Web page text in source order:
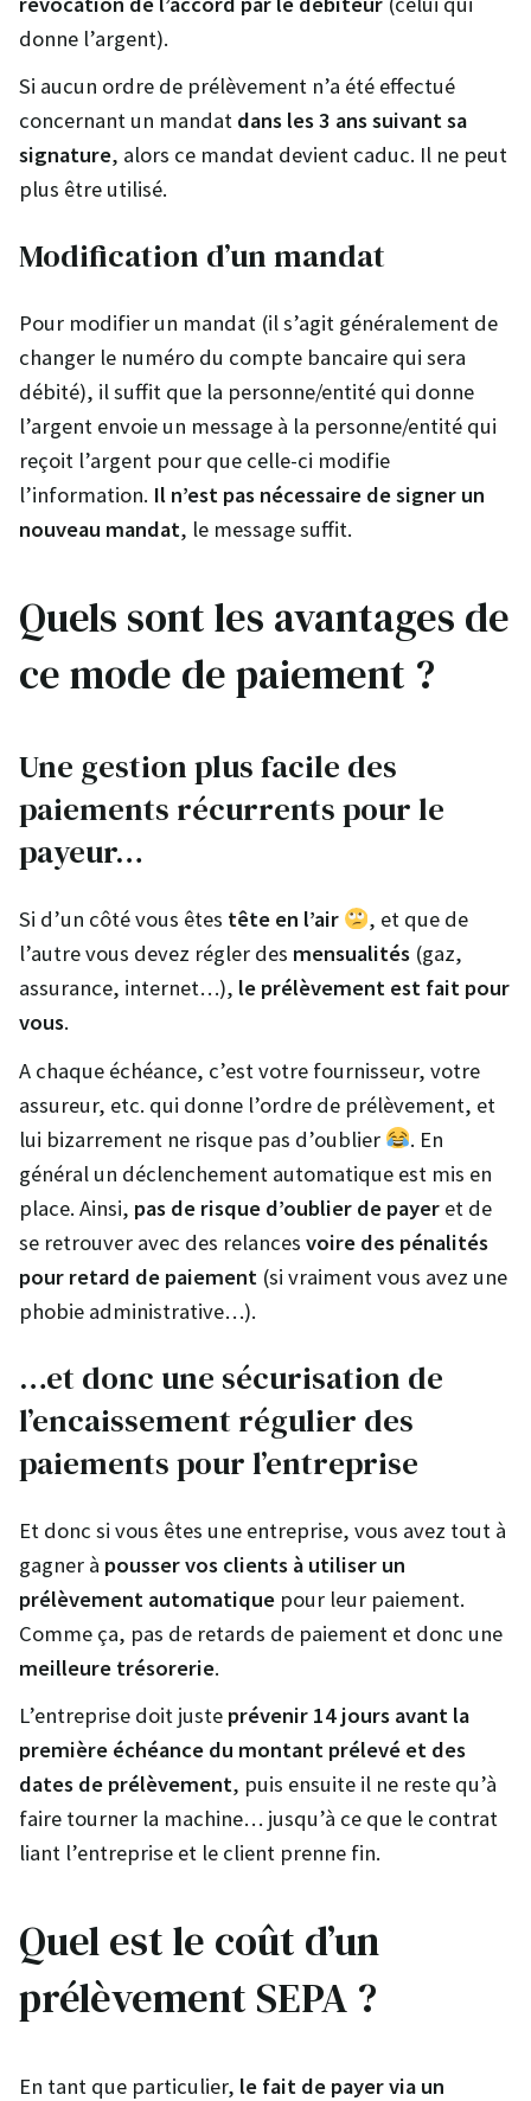
donne l’argent).
Si aucun ordre de prélèvement n’a été effectué
concernant un mandat dans les 3 ans suivant sa
signature, alors ce mandat devient caduc. Il ne peut
plus être utilisé.
Modification d’un mandat
Pour modifier un mandat (il s’agit généralement de
changer le numéro du compte bancaire qui sera
débité), il suffit que la personne/entité qui donne
l’argent envoie un message à la personne/entité qui
reçoit l’argent pour que celle-ci modifie
l’information. Il n’est pas nécessaire de signer un
nouveau mandat, le message suffit.
Quels sont les avantages de
ce mode de paiement ?
Une gestion plus facile des
paiements récurrents pour le
payeur…
Si d’un côté vous êtes tête en l’air
, et que de
l’autre vous devez régler des mensualités (gaz,
assurance, internet…), le prélèvement est fait pour
vous.
A chaque échéance, c’est votre fournisseur, votre
assureur, etc. qui donne l’ordre de prélèvement, et
lui bizarrement ne risque pas d’oublier
. En
général un déclenchement automatique est mis en
place. Ainsi, pas de risque d’oublier de payer et de
se retrouver avec des relances voire des pénalités
pour retard de paiement (si vraiment vous avez une
phobie administrative…).
…et donc une sécurisation de
l’encaissement régulier des
paiements pour l’entreprise
Et donc si vous êtes une entreprise, vous avez tout à
gagner à pousser vos clients à utiliser un
prélèvement automatique pour leur paiement.
Comme ça, pas de retards de paiement et donc une
meilleure trésorerie.
L’entreprise doit juste prévenir 14 jours avant la
première échéance du montant prélevé et des
dates de prélèvement, puis ensuite il ne reste qu’à
faire tourner la machine… jusqu’à ce que le contrat
liant l’entreprise et le client prenne fin.
Quel est le coût d’un
prélèvement SEPA ?
En tant que particulier, le fait de payer via un